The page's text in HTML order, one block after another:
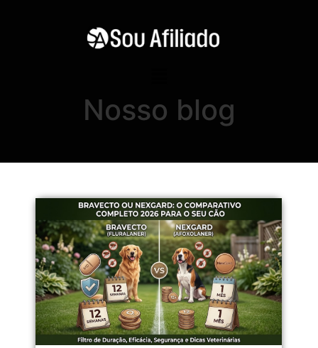
Nosso blog